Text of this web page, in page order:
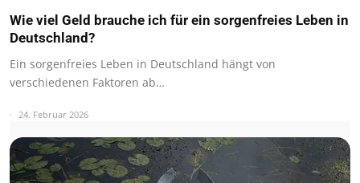
Wie viel Geld brauche ich für ein sorgenfreies Leben in
Deutschland?
Ein sorgenfreies Leben in Deutschland hängt von
verschiedenen Faktoren ab…
24. Februar 2026